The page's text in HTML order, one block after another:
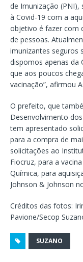
de Imunização
à Covid-19 com a
objetivo é fazer com
de pessoas.
imunizantes seguros
dispomos apenas da
que aos poucos
vacinação”, afirmou
O prefeito, que
Desenvolvimento
tem apresentado
para a compra de
solicitações ao
Fiocruz, para a
Química, para
Johnson & Johnson
Créditos das fotos:
Pavione/Secop
SUZANO